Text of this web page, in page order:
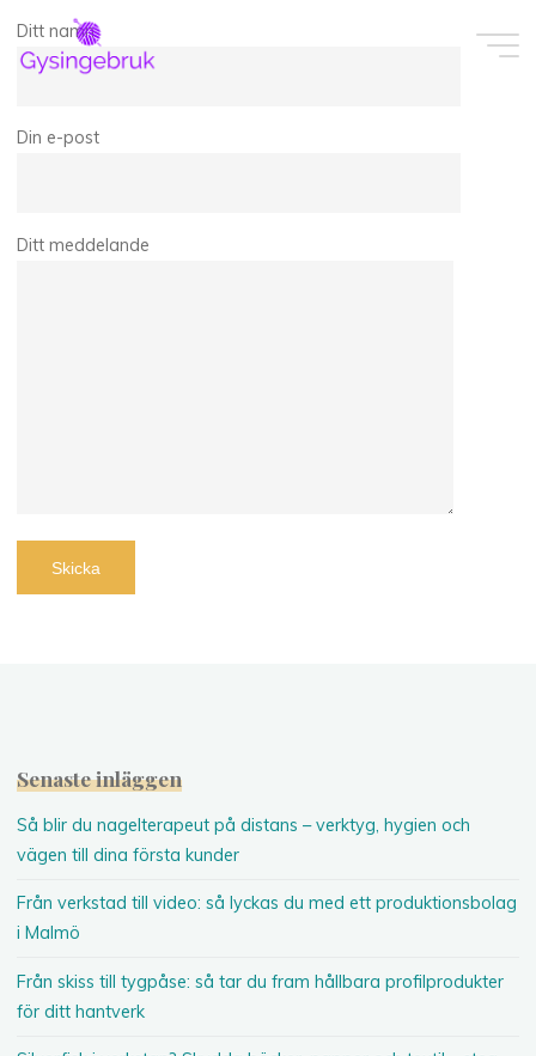
content
Ditt namn
Din e-post
Ditt meddelande
Senaste inläggen
Så blir du nagelterapeut på distans – verktyg, hygien och
vägen till dina första kunder
Från verkstad till video: så lyckas du med ett produktionsbolag
i Malmö
Från skiss till tygpåse: så tar du fram hållbara profilprodukter
för ditt hantverk